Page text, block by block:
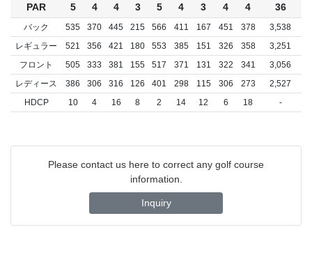
PAR
5 4 4 3 5 4 3 4 4 36
バック 535 370 445 215 566 411 167 451 378
3,538
レギュラー
521 356 421 180 553 385 151 326 358
3,251
フロント
505 333 381 155 517 371 131 322 341
3,056
レディース
386 306 316 126 401 298 115 306 273
2,527
HDCP
10 4 16 8 2 14 12 6 18 -
Please contact us here to correct any golf course
information.
Inquiry